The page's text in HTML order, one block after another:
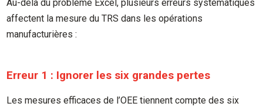
Au-delà du problème Excel, plusieurs erreurs systématiques
affectent la mesure du TRS dans les opérations
manufacturières :
Erreur 1 : Ignorer les six grandes pertes
Les mesures efficaces de l’OEE tiennent compte des six